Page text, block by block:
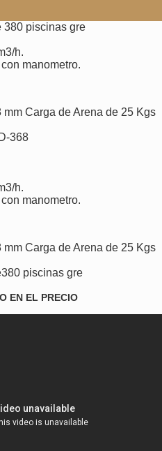
380 piscinas gre
h.
manometro.
Carga de Arena de 25 Kgs
368
h.
manometro.
Carga de Arena de 25 Kgs
piscinas gre
EN EL PRECIO